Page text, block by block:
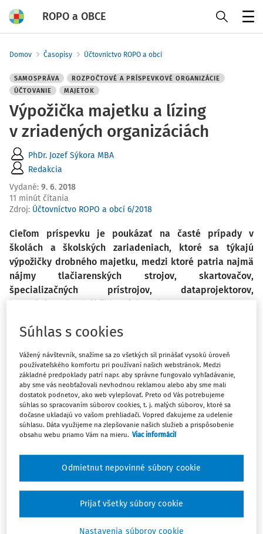
ROPO a OBCE
Domov Časopisy Účtovníctvo ROPO a obcí
SAMOSPRÁVA
ROZPOČTOVÉ A PRÍSPEVKOVÉ ORGANIZÁCIE
ÚČTOVANIE
MAJETOK
Výpožička majetku a lízing
v zriadených organizáciách
PhDr. Jozef Sýkora MBA
Redakcia
Vydané: 9. 6. 2018
11 minút čítania
Zdroj: Účtovníctvo ROPO a obcí 6/2018
Cieľom príspevku je poukázať na časté prípady v
školách a školských zariadeniach, ktoré sa týkajú
výpožičky drobného majetku, medzi ktoré patria najmä
nájmy tlačiarenských strojov, skartovačov,
špecializačných prístrojov, dataprojektorov,
interaktívnych tabúľ či hracích prvkov.
Na úvod treba spomenúť, že výpožičku majetku či nájom
majetku v školách a školských zariadeniach ako
zriadených organizácií v pôsobnosti obcí a miest upravuje
najmä zákon č. 523/2004 Z. z. o rozpočtových pravidlách
verejnej správy a o zmene a doplnení niektorých zákonov
v z. n. p. (ďalej len „zákon č. 523/2004 Z. z.) a opa­trenie MF
SR č. MF/16786/2007-31, ktorým sa ustanovujú podrobnosti
o postupoch účtovania a rámcovej účtovej osnove pre
fondy, obce a vyššie územné celky v z. n. p. Ak majetok
takýto prevod je riadený najmä Zásadami hospodárenia s
majetkom obce a zákonom č. 138/1991 Zb. o majetku obcí
v z. n. p. V prostredí územnej samosprávy sa vyskytujú i
Súhlas s cookies
Vážený návštevník, snažíme sa zo všetkých síl prinášať vysokú úroveň
používateľského komfortu pri používaní našich webstránok. Medzi
základné predpoklady patrí napr. aby správne fungovalo vyhľadávanie,
aby sme vás neobťažovali nevhodnou reklamou alebo aby sme mali
dostatok podnetov, ako web vylepšovať. Preto od Vás potrebujeme
súhlas so spracovaním súborov cookies, t. j. malých súborov, ktoré sa
dočasne ukladajú vo vašom prehliadači. Vopred ďakujeme za udelenie
súhlasu. Dáta využijeme na zlepšovanie našich služieb a prispôsobenie
obsahu webu priamo Vám na mieru. Viac informácií
Nastavenia súborov cookie
Odmietnut nepovinné súbory cookie
Prijať všetky súbory cookie